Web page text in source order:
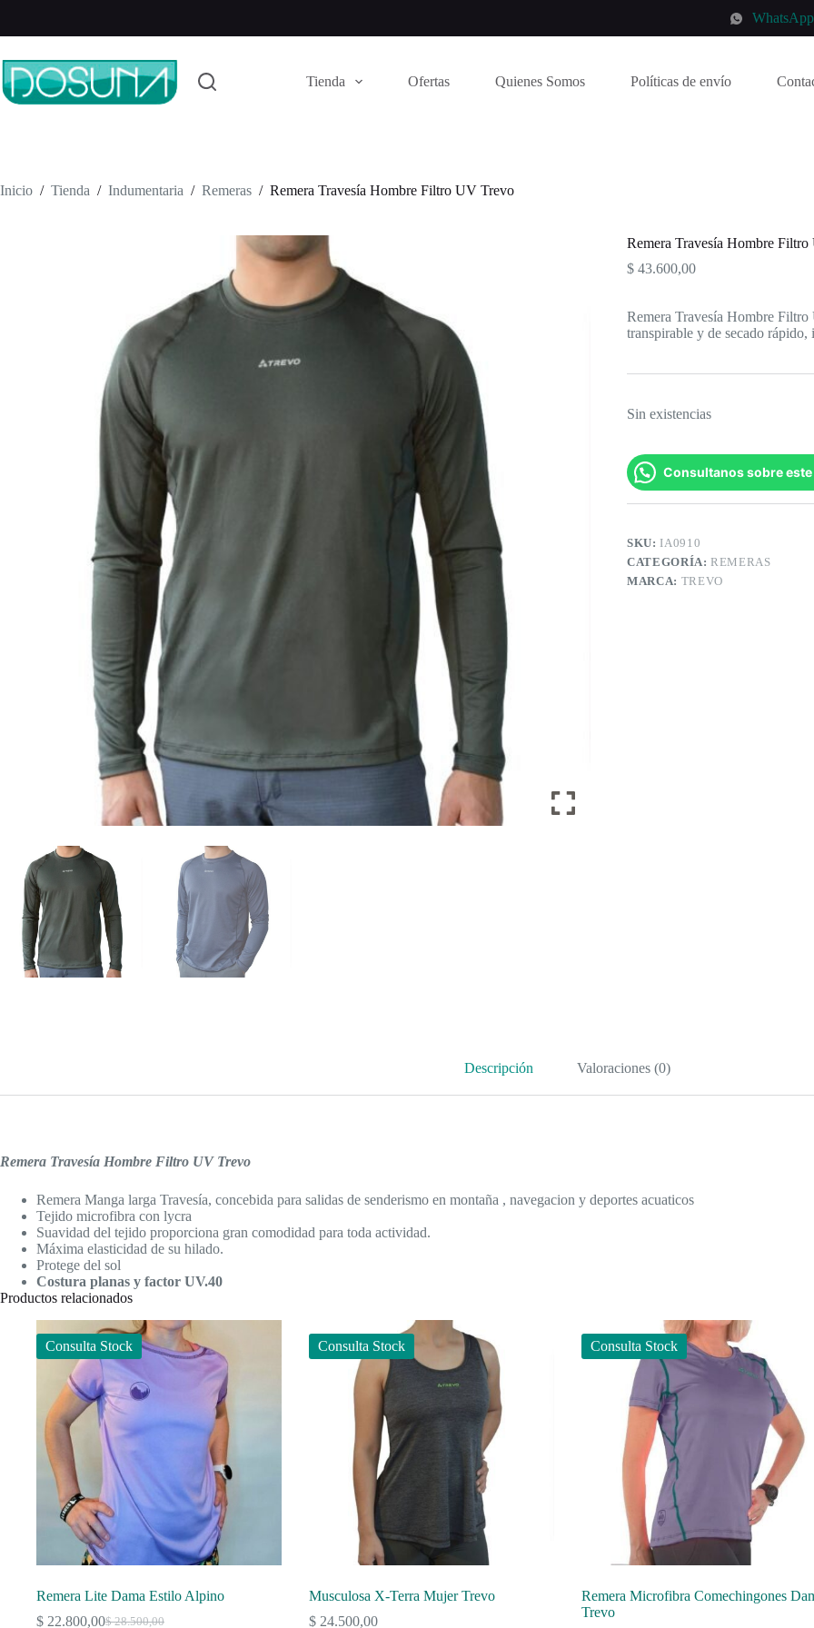
contenido
WhatsApp
Tienda Ofertas Quienes Somos Políticas de envío
Inicio / Tienda / Indumentaria / Remeras / Remera Travesía Hombre Filtro UV Trevo
Remera Travesía Hombre
$ 43.600,00
Remera Travesía Hombre
transpirable y de secado
Sin existencias
Consultanos sobre
SKU: IA0910
CATEGORÍA:REMERAS
MARCA: TREVO
Descripción Valoraciones (0)
Remera Travesía Hombre Filtro UV Trevo
Remera Manga larga Travesía, concebida para salidas de senderismo en montaña , navegacion y deportes acuaticos
Tejido microfibra con lycra
Suavidad del tejido proporciona gran comodidad para toda actividad.
Máxima elasticidad de su hilado.
Protege del sol
Costura planas y factor UV.40
Productos relacionados
Consulta Stock
Remera Lite Dama Estilo Alpino
$28.500,00
$ 22.800,00
Consulta Stock
Musculosa X-Terra Mujer Trevo
$24.500,00
Consulta Stock
Remera Microfibra Comechingones
Trevo